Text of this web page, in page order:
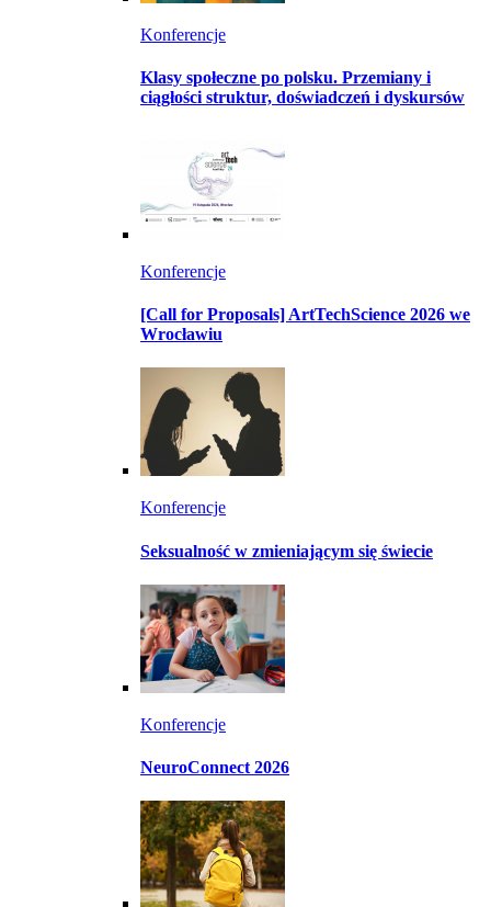
Konferencje
Klasy społeczne po polsku. Przemiany i
ciągłości struktur, doświadczeń i dyskursów
Konferencje
[Call for Proposals] ArtTechScience 2026 we
Wrocławiu
Konferencje
Seksualność w zmieniającym się świecie
Konferencje
NeuroConnect 2026